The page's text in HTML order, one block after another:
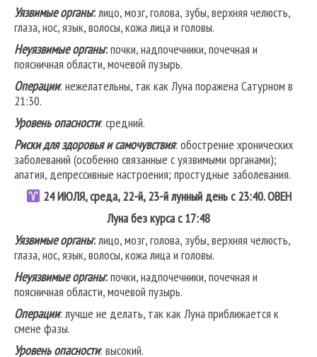
Уязвимые органы:лицо, мозг, голова, зубы, верхняя челюсть,
глаза, нос, язык, волосы, кожа лица и головы.
Неуязвимые органы:почки, надпочечники, почечная и
поясничная области, мочевой пузырь.
Операции: нежелательны, так как Луна поражена Сатурном в
21:30.
Уровень опасности: средний.
Риски для здоровья и самочувствия: обострение хронических
заболеваний (особенно связанные с уязвимыми органами);
апатия, депрессивные настроения; простудные заболевания.
24ИЮЛЯ, среда, 22-й, 23-й лунный день с 23:40.ОВЕН
Луна без курса с 17:48
Уязвимые органы:лицо, мозг, голова, зубы, верхняя челюсть,
глаза, нос, язык, волосы, кожа лица и головы.
Неуязвимые органы:почки, надпочечники, почечная и
поясничная области, мочевой пузырь.
Операции: лучше не делать, так как Луна приближается к
смене фазы.
Уровень опасности: высокий.